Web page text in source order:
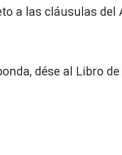
a las cláusulas
dése al Libro